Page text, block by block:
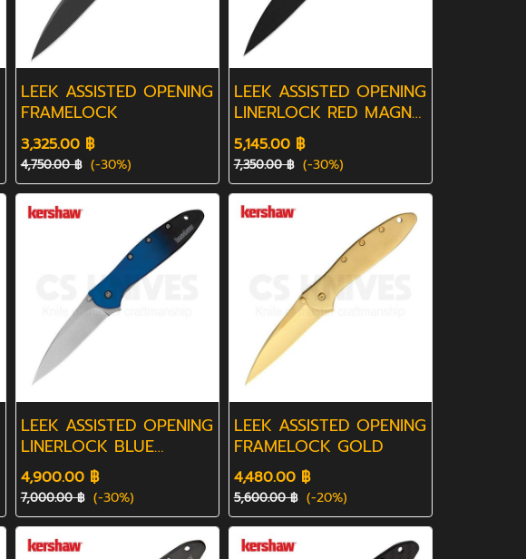
LEEK ASSISTED OPENING
FRAMELOCK
3,325.00 ฿
4,750.00 ฿ (-30%)
LEEK ASSISTED OPENING
LINERLOCK RED MAGNA
CUT
5,145.00 ฿
7,350.00 ฿ (-30%)
LEEK ASSISTED OPENING
LINERLOCK BLUE
MAGNA CUT
4,900.00 ฿
7,000.00 ฿ (-30%)
LEEK ASSISTED OPENING
FRAMELOCK GOLD
4,480.00 ฿
5,600.00 ฿ (-20%)